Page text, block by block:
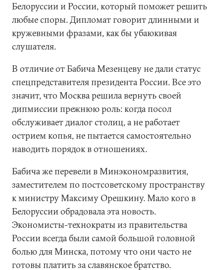
Белоруссии и России, который поможет решить
любые споры. Дипломат говорит длинными и
кружевными фразами, как бы убаюкивая
слушателя.
В отличие от Бабича Мезенцеву не дали статус
спецпредставителя президента России. Все это
значит, что Москва решила вернуть своей
дипмиссии прежнюю роль: когда посол
обслуживает диалог столиц, а не работает
острием копья, не пытается самостоятельно
наводить порядок в отношениях.
Бабича же перевели в Минэкономразвития,
заместителем по постсоветскому пространству
к министру Максиму Орешкину. Мало кого в
Белоруссии обрадовала эта новость.
Экономисты-технократы из правительства
России всегда были самой большой головной
болью для Минска, потому что они часто не
готовы платить за славянское братство.